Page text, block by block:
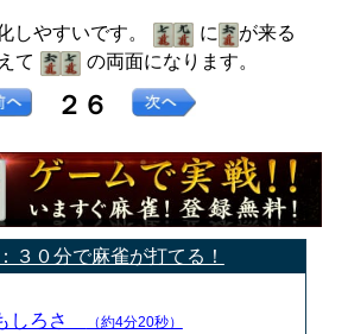
しやすいです。 に
が来る
て の両面になります。
２６
３０分で麻雀が打てる！
しろさ （約4分20秒）